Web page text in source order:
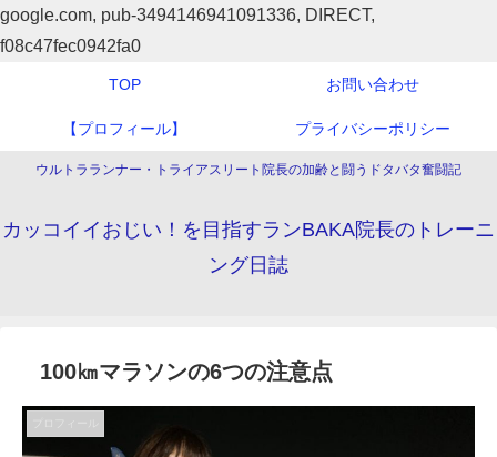
google.com, pub-3494146941091336, DIRECT,
f08c47fec0942fa0
ウルトラランナー・トライアスリート院長の加齢と闘うドタバタ奮闘記
カッコイイおじい！を目指すランBAKA院長のトレーニ
ング日誌
TOP お問い合わせ
【プロフィール】 プライバシーポリシー
100㎞マラソンの6つの注意点